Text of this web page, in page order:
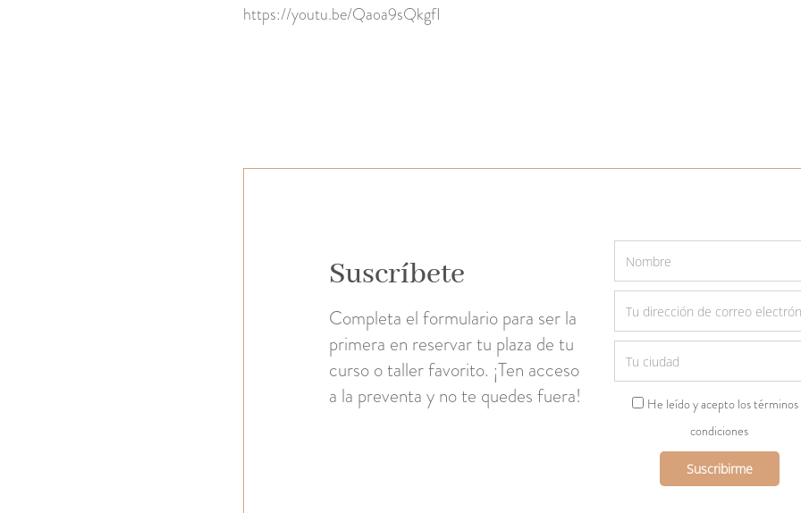
https://youtu.be/Qaoa9sQkgfI
Suscríbete
Completa el formulario para ser la
primera en reservar tu plaza de tu
curso o taller favorito. ¡Ten acceso
a la preventa y no te quedes fuera!
He leído y acepto los términos
condiciones